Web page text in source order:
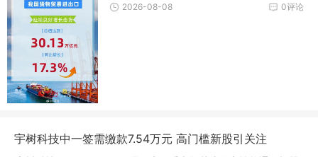
0评论
2026-08-08
宇树科技中一签需缴款7.54万元 高门槛新股引关注